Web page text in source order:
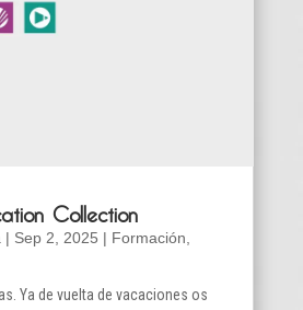
Collection
| Sep 2, 2025 | Formación
Ya de vuelta de vacaciones os